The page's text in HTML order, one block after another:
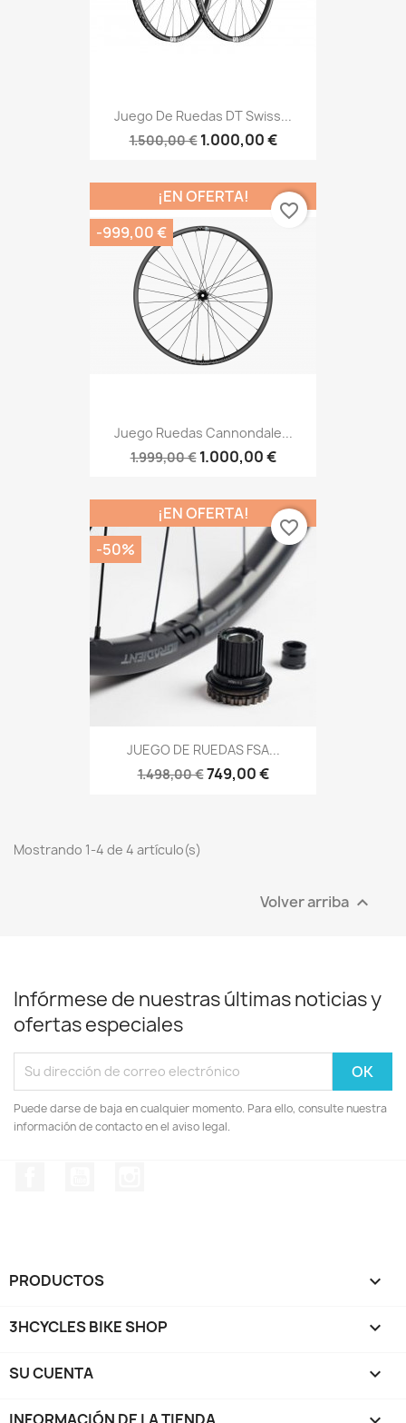
Juego De Ruedas DT Swiss...
1.500,00 € 1.000,00 €
Juego Ruedas Cannondale...
1.999,00 € 1.000,00 €
¡EN OFERTA!
-999,00 €
favorite_border
JUEGO DE RUEDAS FSA...
1.498,00 €749,00 €
¡EN OFERTA!
-50%
favorite_border
Mostrando 1-4 de 4 artículo(s)
Volver arriba 
Infórmese de nuestras últimas noticias y
ofertas especiales
Puede darse de baja en cualquier momento. Para ello, consulte nuestra
información de contacto en el aviso legal.
PRODUCTOS 
3HCYCLES BIKE SHOP 
SU CUENTA 